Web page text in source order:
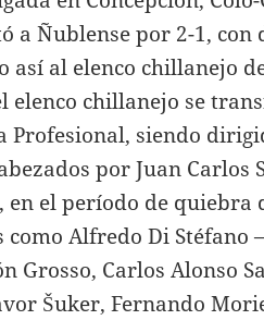
a Ñublense por 2-1, con
así al elenco chillanejo
elenco chillanejo se
Profesional, siendo
por Juan
en el período de quiebra
como Alfredo Di
Grosso, Carlos Alonso
Šuker, Fernando